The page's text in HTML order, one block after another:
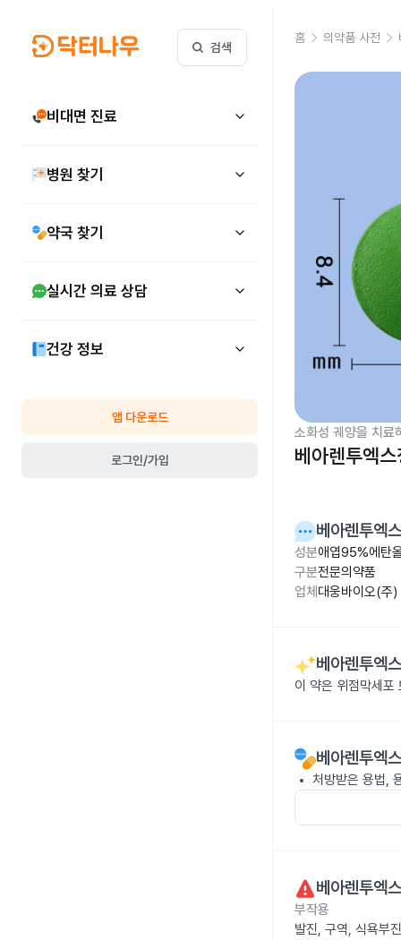
검색
비대면 진료
병원 찾기
약국 찾기
실시간 의료 상담
건강 정보
앱 다운로드
로그인/가입
홈 의약품 사전
소화성 궤양을 치료
베아렌투엑
베아렌투엑
성분애엽95%에탄
구분전문의약품
업체 대웅바이오(주)
베아렌투엑
이 약은 위점막세포
베아렌투엑
처방받은 용법,
베아렌투엑
부작용
발진, 구역, 식욕부